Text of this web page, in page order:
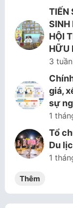
TIẾN
SINH
HỘI
HỮU
3
giá,
sự
1
Tổ
Du
1
Thêm